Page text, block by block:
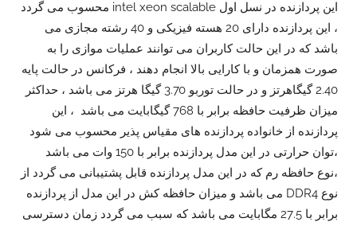
این پردازنده در نسل اول intel xeon scalable محسوب می گردد
، این پردازنده دارای 20 هسته فیزیکی و 40 رشته مجازی می
باشد که در این حالت کاربران می توانند عملیات موازی را به
صورت همزمان و با کارایی بالا انجام دهند ، فرکانس در حالت پایه
2.40 گیگاهرتز و در حالت توربو 3.70 گیگا هرتز می باشد ، حداکثر
میزان ظرفیت حافظه برابر با 768 گیگابایت می باشد ، این
پردازنده از خانواده پردازنده های مقیاس پذیر محسوب می شود
،توان حرارتی در این مدل پردازنده برابر با 150 وات می باشد
،نوع حافظه رم که در این مدل پردازنده قابل پشتیبانی می گردد از
نوع DDR4 می باشد و میزان حافظه کش در این مدل از پردازنده
برابر با 27.5 مگابایت می باشد که سبب می گردد زمان دسترسی